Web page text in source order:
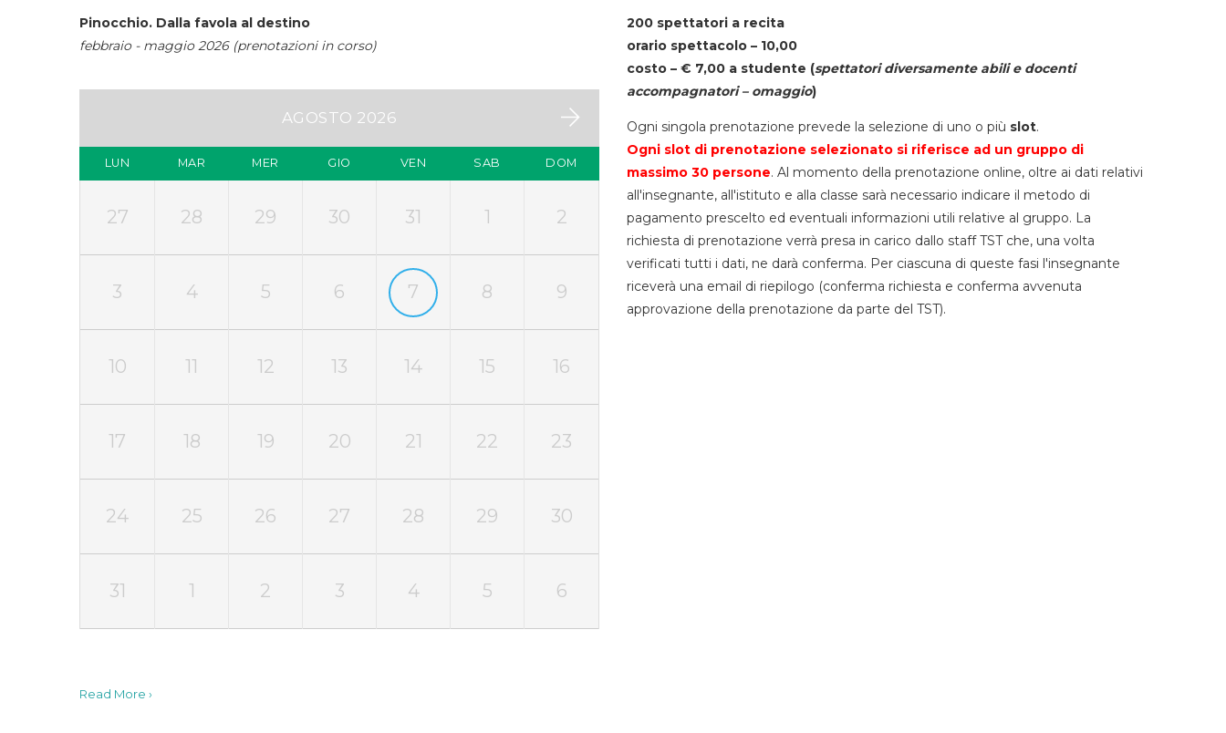
Pinocchio. Dalla favola al destino
febbraio - maggio 2026 (prenotazioni in corso)
AGOSTO 2026
LUN MAR MER GIO VEN SAB DOM
27 28 29 30 31 1 2
3 4 5 6 7 8 9
10 11 12 13 14 15 16
17 18 19 20 21 22 23
24 25 26 27 28 29 30
31 1 2 3 4 5 6
200 spettatori a recita
orario spettacolo – 10,00
costo – € 7,00 a studente (spettatori diversamente abili e docenti
accompagnatori – omaggio)
Ogni singola prenotazione prevede la selezione di uno o più slot.
Ogni slot di prenotazione selezionato si riferisce ad un gruppo di
massimo 30 persone. Al momento della prenotazione online, oltre ai dati relativi
all'insegnante, all'istituto e alla classe sarà necessario indicare il metodo di
pagamento prescelto ed eventuali informazioni utili relative al gruppo. La
richiesta di prenotazione verrà presa in carico dallo staff TST che, una volta
verificati tutti i dati, ne darà conferma. Per ciascuna di queste fasi l'insegnante
riceverà una email di riepilogo (conferma richiesta e conferma avvenuta
approvazione della prenotazione da parte del TST).
Read More ›